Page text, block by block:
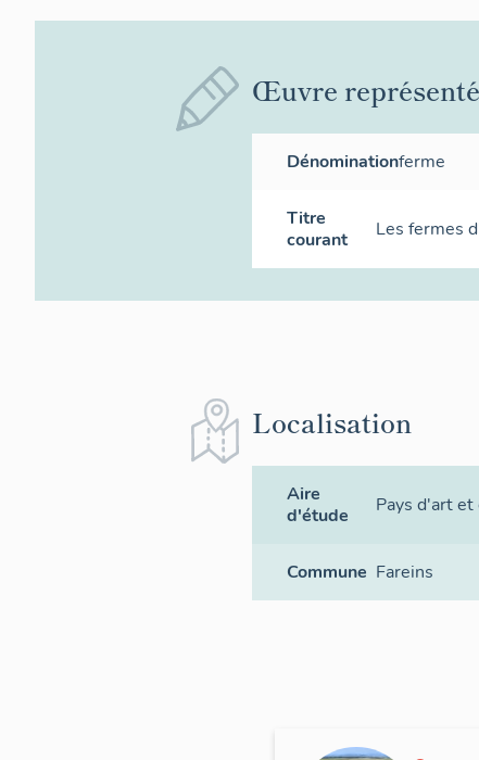
Œuvre
Dénominationferme
Titre
courant
Les fermes
Localisation
Aire
d'étude
Pays d'art
Commune Fareins